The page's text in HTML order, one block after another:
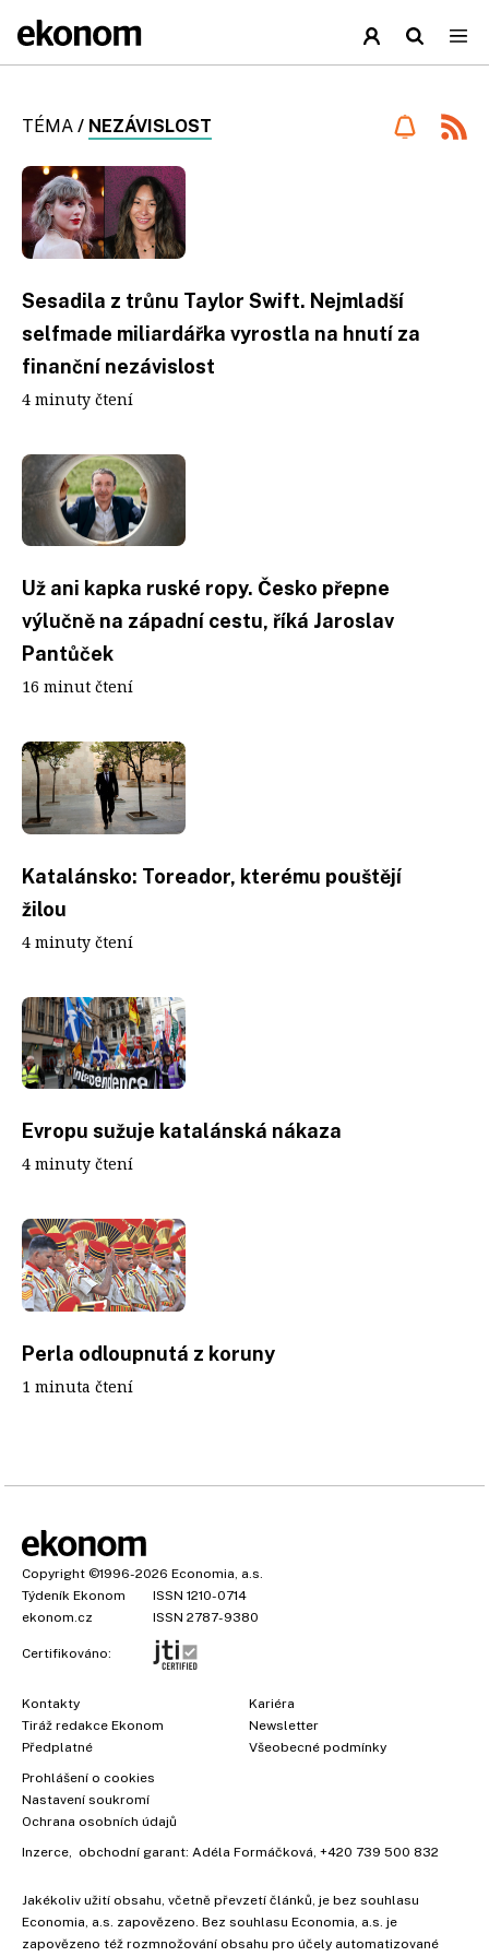
TÉMA / NEZÁVISLOST
Sesadila z trůnu Taylor Swift. Nejmladší
selfmade miliardářka vyrostla na hnutí za
finanční nezávislost
4 minuty čtení
Už ani kapka ruské ropy. Česko přepne
výlučně na západní cestu, říká Jaroslav
Pantůček
16 minut čtení
Katalánsko: Toreador, kterému pouštějí
žilou
4 minuty čtení
Evropu sužuje katalánská nákaza
4 minuty čtení
Perla odloupnutá z koruny
1 minuta čtení
Copyright ©1996-2026 Economia, a.s.
Týdeník Ekonom
ISSN 1210-0714
ekonom.cz
ISSN 2787-9380
Certifikováno:
Kontakty
Tiráž redakce Ekonom
Předplatné
Kariéra
Newsletter
Všeobecné podmínky
Prohlášení o cookies
Nastavení soukromí
Ochrana osobních údajů
Inzerce , obchodní garant: Adéla Formáčková +420 739 500 832
Jakékoliv užití obsahu, včetně převzetí článků, je bez souhlasu
Economia, a.s. zapovězeno. Bez souhlasu Economia, a.s. je
zapovězeno též rozmnožování obsahu pro účely automatizované